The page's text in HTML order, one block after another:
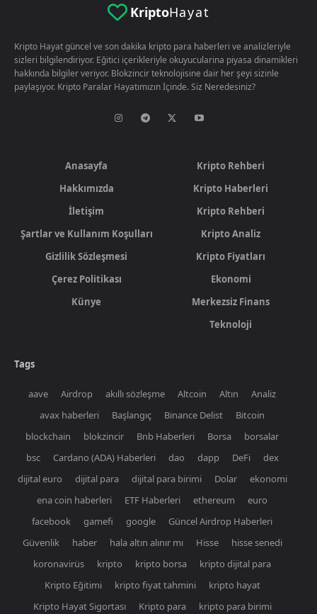
KriptoHayat
Kripto Hayat güncel ve son dakika kripto para haberleri ve analizleriyle
sizleri bilgilendiriyor. Eğitici içerikleriyle okuyucularina piyasa dinamikleri
hakkında bilgiler veriyor. Blokzincir teknolojisine dair her şeyi sizinle
paylaşıyor. Kripto Paralar Hayatımızın İçinde. Siz Neredesiniz?
Anasayfa
Hakkımızda
İletişim
Şartlar ve Kullanım Koşulları
Gizlilik Sözleşmesi
Çerez Politikası
Künye
Kripto Rehberi
Kripto Haberleri
Kripto Rehberi
Kripto Analiz
Kripto Fiyatları
Ekonomi
Merkezsiz Finans
Teknoloji
Tags
aave Airdrop akıllı sözleşme Altcoin Altın
Analiz
avax haberleri
Başlangıç Binance Delist
Bitcoin
blockchain
blokzincir Bnb Haberleri Borsa
borsalar
bsc
Cardano (ADA) Haberleri dao dapp DeFi
dex
dijital euro
dijital para dijital para birimi Dolar
ekonomi
ena coin haberleri
ETF Haberleri ethereum
euro
facebook
gamefi google
Güncel Airdrop Haberleri
Güvenlik
haber hala altın alınır mı Hisse
hisse senedi
koronavirüs
kripto kripto borsa
kripto dijital para
Kripto Eğitimi
kripto fiyat tahmini
kripto hayat
Kripto Hayat Sigortası
Kripto para kripto para birimi